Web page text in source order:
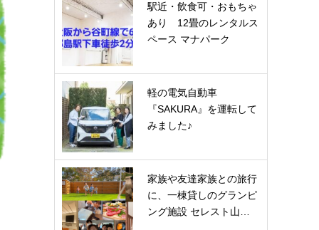
駅近・飲食可・おもちゃ
あり 12畳のレンタルス
ペース マナパーク
軽の電気自動車
『SAKURA』を運転して
みました♪
家族や友達家族との旅行
に、一棟貸しのグランピ
ング施設 セレスト山…